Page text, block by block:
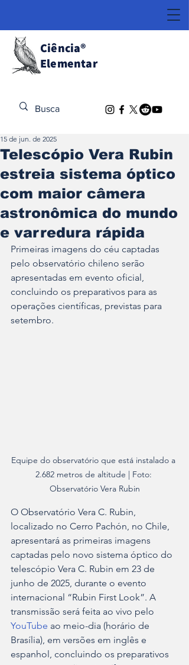
Ciência®
Elementar
Telescópio Vera Rubin
estreia sistema óptico
com maior câmera
astronômica do mundo
e varredura rápida
15 de jun. de 2025
Primeiras imagens do céu captadas
pelo observatório chileno serão
apresentadas em evento oficial,
concluindo os preparativos para as
operações científicas, previstas para
setembro.
Equipe do observatório que está instalado a
2.682 metros de altitude | Foto:
Observatório Vera Rubin
O Observatório Vera C. Rubin,
localizado no Cerro Pachón, no Chile,
apresentará as primeiras imagens
captadas pelo novo sistema óptico do
telescópio Vera C. Rubin em 23 de
junho de 2025, durante o evento
internacional “Rubin First Look”. A
transmissão será feita ao vivo pelo
YouTube ao meio-dia (horário de
Brasília), em versões em inglês e
espanhol, concluindo os preparativos